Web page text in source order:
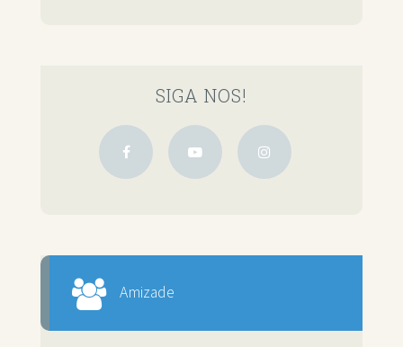
SIGA NOS!
Amizade